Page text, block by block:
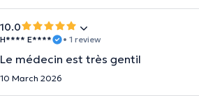
10.0
H**** E**** • 1 review
Le médecin est très gentil
10 March 2026